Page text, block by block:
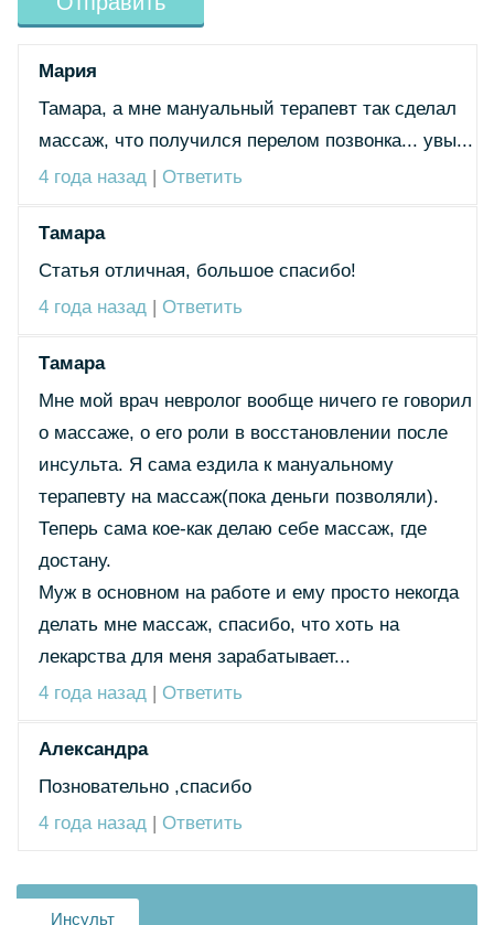
Мария
Тамара, а мне мануальный терапевт так сделал
массаж, что получился перелом позвонка... увы...
4 года назад | Ответить
Тамара
Статья отличная, большое спасибо!
4 года назад | Ответить
Тамара
Мне мой врач невролог вообще ничего ге говорил
о массаже, о его роли в восстановлении после
инсульта. Я сама ездила к мануальному
терапевту на массаж(пока деньги позволяли).
Теперь сама кое-как делаю себе массаж, где
достану.
Муж в основном на работе и ему просто некогда
делать мне массаж, спасибо, что хоть на
лекарства для меня зарабатывает...
4 года назад | Ответить
Александра
Позновательно ,спасибо
4 года назад | Ответить
Инсульт